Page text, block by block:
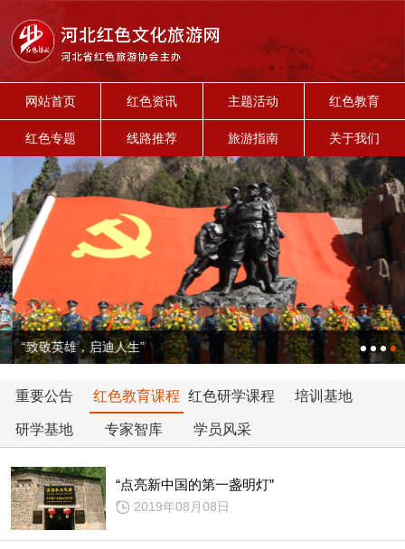
网站首页 红色资讯 主题活动 红色教育
红色专题 线路推荐 旅游指南 关于我们
“致敬英雄，启迪人生”
重要公告 红色教育课程 红色研学课程 培训基地
研学基地 专家智库 学员风采
“点亮新中国的第一盏明灯”
2019年08月08日